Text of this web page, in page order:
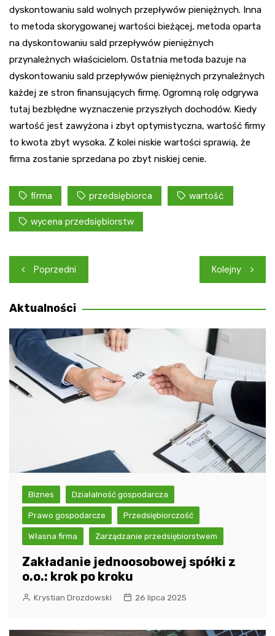
dyskontowaniu sald wolnych przepływów pieniężnych. Inna
to metoda skorygowanej wartości bieżącej, metoda oparta
na dyskontowaniu sald przepływów pieniężnych
przynależnych właścicielom. Ostatnia metoda bazuje na
dyskontowaniu sald przepływów pieniężnych przynależnych
każdej ze stron finansujących firmę. Ogromną rolę odgrywa
tutaj bezbłędne wyznaczenie przyszłych dochodów. Kiedy
wartość jest zawyżona i zbyt optymistyczna, wartość firmy
to kwota zbyt wysoka. Z kolei niskie wartości sprawią, że
firma zostanie sprzedana po zbyt niskiej cenie.
firma przedsiębiorca wartość
wycena przedsiębiorstw
Nawigacja
wpisu
Poprzedni Kolejny
Aktualności
Biznes Działalność gospodarcza
Prawo gospodarcze Przedsiębiorczość
Własna firma Zarządzanie przedsiębiorstwem
Zakładanie jednoosobowej spółki z
o.o.: krok po kroku
Krystian Drozdowski 26 lipca 2025